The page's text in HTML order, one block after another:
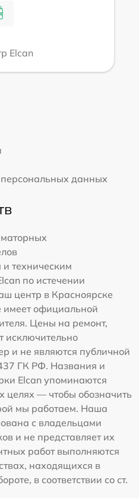
Elcan
персональных данных
техническим
по истечении
центр в Красноярске
имеет официальной
Цены на ремонт,
исключительно
и не являются публичной
ГК РФ. Названия и
Elcan упоминаются
целях — чтобы обозначить
мы работаем. Наша
с владельцами
и не представляет их
работ выполняются
находящихся в
в соответствии со ст.